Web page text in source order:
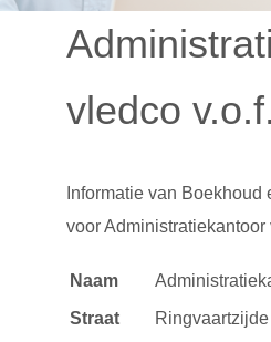
vledco v.o.f.
Informatie van Boekhoud
voor Administratiekantoor
Naam
Straat